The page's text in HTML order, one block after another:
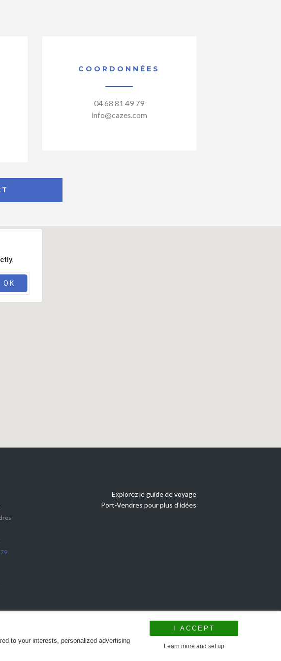
COORDONNÉES
04 68 81 49 79
info@cazes.com
OK
79
Explorez le guide de voyage
Port-Vendres pour plus d’idées
to your interests, personalized advertising
I ACCEPT
Learn more and set up